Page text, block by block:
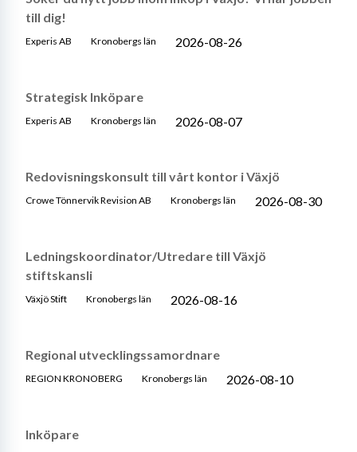
till dig!
Experis AB Kronobergs län 2026-08-26
Strategisk Inköpare
Experis AB Kronobergs län 2026-08-07
Redovisningskonsult till vårt kontor i Växjö
Crowe Tönnervik Revision AB Kronobergs län 2026-08-30
Ledningskoordinator/Utredare till Växjö
stiftskansli
Växjö Stift Kronobergs län 2026-08-16
Regional utvecklingssamordnare
REGION KRONOBERG Kronobergs län 2026-08-10
Inköpare